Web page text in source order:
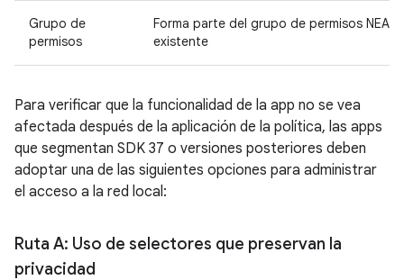
Grupo de
permisos
Forma parte del grupo de permisos
existente
Para verificar que la funcionalidad de la app no se vea
afectada después de la aplicación de la política, las apps
que segmentan SDK 37 o versiones posteriores deben
adoptar una de las siguientes opciones para administrar
el acceso a la red local:
Ruta A: Uso de selectores que preservan la
privacidad